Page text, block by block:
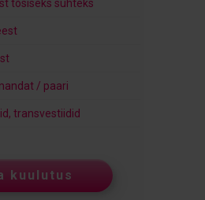
tõsiseks suhteks
/ paari
transvestiidid
kuulutus